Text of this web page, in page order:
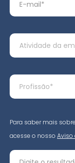
Para saber mais
acesse o nosso Aviso